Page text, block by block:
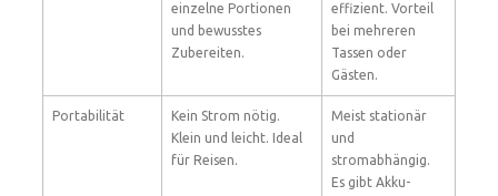
einzelne Portionen
und bewusstes
Zubereiten.
effizient. Vorteil
bei mehreren
Tassen oder
Gästen.
Portabilität
Kein Strom nötig.
Klein und leicht. Ideal
für Reisen.
Meist stationär
und
stromabhängig.
Es gibt Akku-